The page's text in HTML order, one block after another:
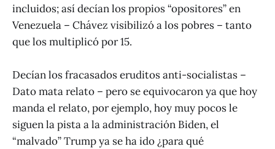
incluidos; así decían los propios “opositores” en
Venezuela – Chávez visibilizó a los pobres – tanto
que los multiplicó por 15.
Decían los fracasados eruditos anti-socialistas –
Dato mata relato – pero se equivocaron ya que hoy
manda el relato, por ejemplo, hoy muy pocos le
siguen la pista a la administración Biden, el
“malvado” Trump ya se ha ido ¿para qué